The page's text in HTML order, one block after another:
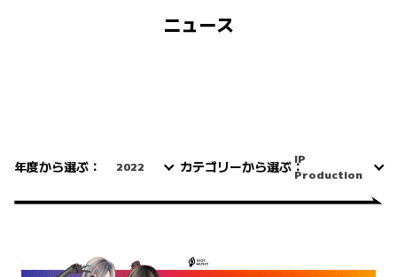
ニュース
年度から選ぶ： 2022 カテゴリーから選ぶ：
IP
Production